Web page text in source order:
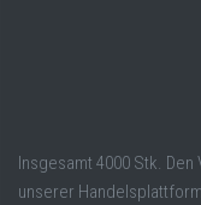
Insgesamt 4000 Stk.
unserer